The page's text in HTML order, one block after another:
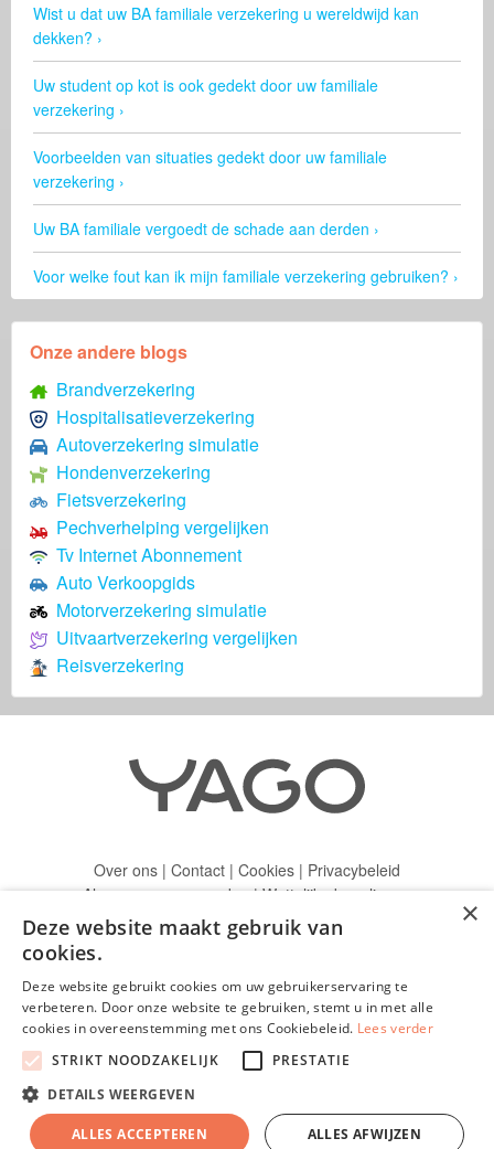
Wist u dat uw BA familiale verzekering u wereldwijd kan
dekken?
Uw student op kot is ook gedekt door uw familiale
verzekering
Voorbeelden van situaties gedekt door uw familiale
verzekering
Uw BA familiale vergoedt de schade aan derden
Voor welke fout kan ik mijn familiale verzekering gebruiken?
Onze andere blogs
Brandverzekering
Hospitalisatieverzekering
Autoverzekering simulatie
Hondenverzekering
Fietsverzekering
Pechverhelping vergelijken
Tv Internet Abonnement
Auto Verkoopgids
Motorverzekering simulatie
Uitvaartverzekering vergelijken
Reisverzekering
Over ons | Contact | Cookies | Privacybeleid
Algemene voorwaarden|Wettelijke bepalingen
Duurzaamheidsbeleid
Auteursrechtelijk beschermde teksten en concepten
Alle rechten voorbehouden.
Publicatie vanverzekeringsmakelaar Yago S.A.
FSMA : 114863
Ondernemingsnummer: BE0639.926.420
Lid van Feprabel (Federatie van Verzekeringsmakelaars en
Financiële Tussenpersonen van België):
makelaar Yago (ex-
×
Deze website maakt gebruik van
cookies.
Deze website gebruikt cookies om uw gebruikerservaring te
verbeteren. Door onze website te gebruiken, stemt u in met alle
cookies in overeenstemming met ons Cookiebeleid. Lees verder
STRIKT NOODZAKELIJK
PRESTATIE
DETAILS WEERGEVEN
ALLES ACCEPTEREN ALLES AFWIJZEN